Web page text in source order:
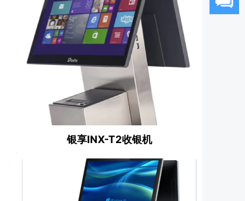
银享INX-T2收银机